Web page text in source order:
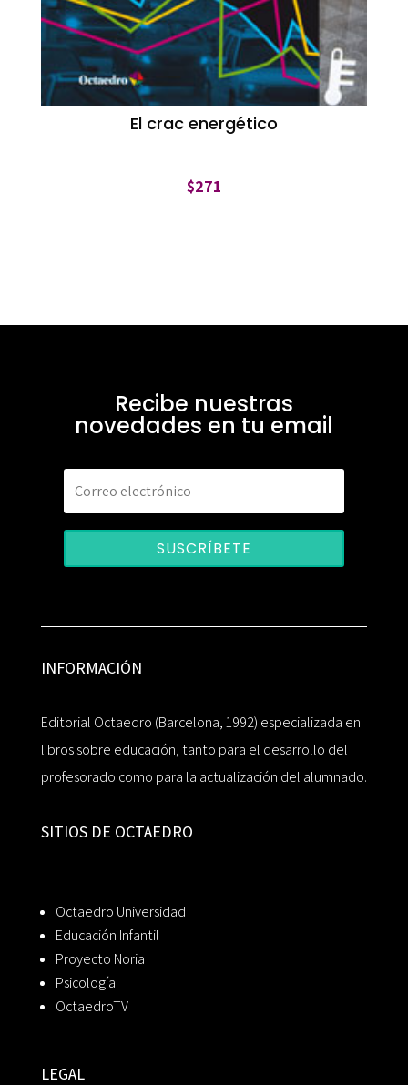
El crac energético
$271
Recibe nuestras
novedades en tu email
SUSCRÍBETE
INFORMACIÓN
Editorial Octaedro (Barcelona, 1992) especializada en
libros sobre educación, tanto para el desarrollo del
profesorado como para la actualización del alumnado.
SITIOS DE OCTAEDRO
Octaedro Universidad
Educación Infantil
Proyecto Noria
Psicología
OctaedroTV
LEGAL